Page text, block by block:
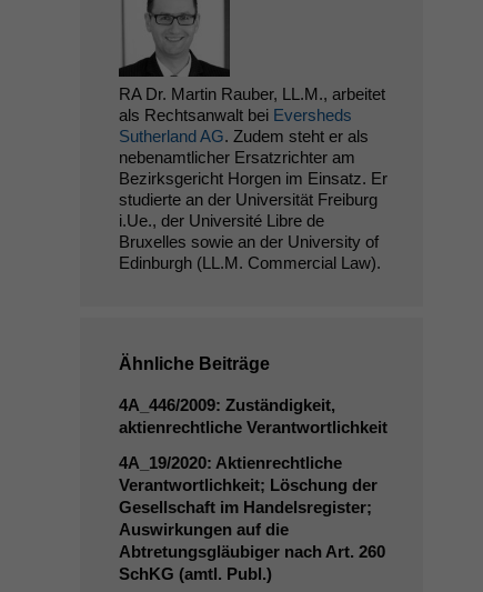
RA Dr. Martin Rauber, LL.M., arbeitet
als Rechtsanwalt bei Eversheds
Sutherland AG. Zudem steht er als
nebenamtlicher Ersatzrichter am
Bezirksgericht Horgen im Einsatz. Er
studierte an der Universität Freiburg
i.Ue., der Université Libre de
Bruxelles sowie an der University of
Edinburgh (LL.M. Commercial Law).
Ähnliche Beiträge
4A_446/2009: Zuständigkeit,
aktienrechtliche Verantwortlichkeit
4A_19/2020: Aktienrechtliche
Verantwortlichkeit; Löschung der
Gesellschaft im Handelsregister;
Auswirkungen auf die
Abtretungsgläubiger nach Art. 260
SchKG (amtl. Publ.)